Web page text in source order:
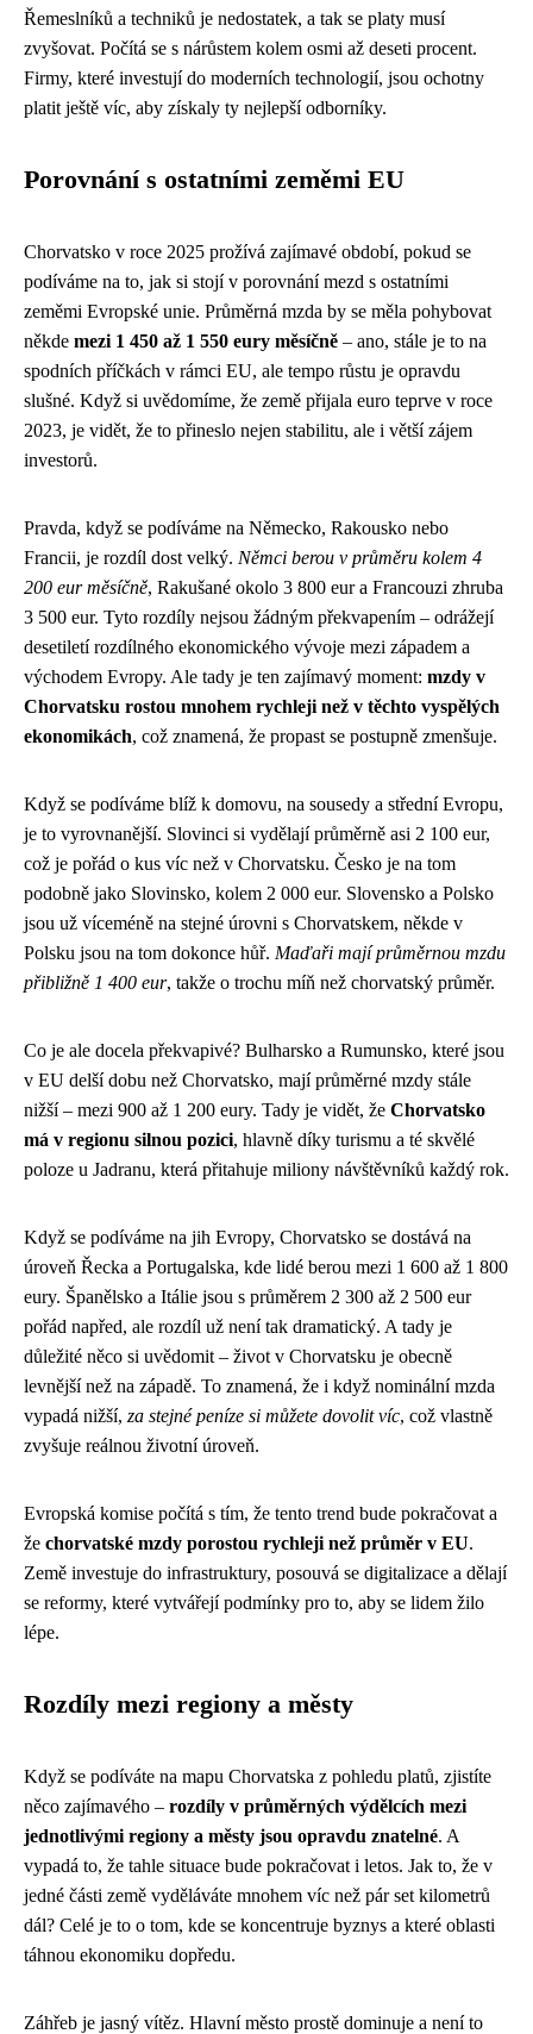
Řemeslníků a techniků je nedostatek, a tak se platy musí
zvyšovat. Počítá se s nárůstem kolem osmi až deseti procent.
Firmy, které investují do moderních technologií, jsou ochotny
platit ještě víc, aby získaly ty nejlepší odborníky.
Porovnání s ostatními zeměmi EU
Chorvatsko v roce 2025 prožívá zajímavé období, pokud se
podíváme na to, jak si stojí v porovnání mezd s ostatními
zeměmi Evropské unie. Průměrná mzda by se měla pohybovat
někde mezi 1 450 až 1 550 eury měsíčně – ano, stále je to na
spodních příčkách v rámci EU, ale tempo růstu je opravdu
slušné. Když si uvědomíme, že země přijala euro teprve v roce
2023, je vidět, že to přineslo nejen stabilitu, ale i větší zájem
investorů.
Pravda, když se podíváme na Německo, Rakousko nebo
Francii, je rozdíl dost velký. Němci berou v průměru kolem 4
200 eur měsíčně, Rakušané okolo 3 800 eur a Francouzi zhruba
3 500 eur. Tyto rozdíly nejsou žádným překvapením – odrážejí
desetiletí rozdílného ekonomického vývoje mezi západem a
východem Evropy. Ale tady je ten zajímavý moment: mzdy v
Chorvatsku rostou mnohem rychleji než v těchto vyspělých
ekonomikách, což znamená, že propast se postupně zmenšuje.
Když se podíváme blíž k domovu, na sousedy a střední Evropu,
je to vyrovnanější. Slovinci si vydělají průměrně asi 2 100 eur,
což je pořád o kus víc než v Chorvatsku. Česko je na tom
podobně jako Slovinsko, kolem 2 000 eur. Slovensko a Polsko
jsou už víceméně na stejné úrovni s Chorvatskem, někde v
Polsku jsou na tom dokonce hůř. Maďaři mají průměrnou mzdu
přibližně 1 400 eur, takže o trochu míň než chorvatský průměr.
Co je ale docela překvapivé? Bulharsko a Rumunsko, které jsou
v EU delší dobu než Chorvatsko, mají průměrné mzdy stále
nižší – mezi 900 až 1 200 eury. Tady je vidět, že Chorvatsko
má v regionu silnou pozici, hlavně díky turismu a té skvělé
poloze u Jadranu, která přitahuje miliony návštěvníků každý rok.
Když se podíváme na jih Evropy, Chorvatsko se dostává na
úroveň Řecka a Portugalska, kde lidé berou mezi 1 600 až 1 800
eury. Španělsko a Itálie jsou s průměrem 2 300 až 2 500 eur
pořád napřed, ale rozdíl už není tak dramatický. A tady je
důležité něco si uvědomit – život v Chorvatsku je obecně
levnější než na západě. To znamená, že i když nominální mzda
vypadá nižší, za stejné peníze si můžete dovolit víc, což vlastně
zvyšuje reálnou životní úroveň.
Evropská komise počítá s tím, že tento trend bude pokračovat a
že chorvatské mzdy porostou rychleji než průměr v EU.
Země investuje do infrastruktury, posouvá se digitalizace a dělají
se reformy, které vytvářejí podmínky pro to, aby se lidem žilo
lépe.
Rozdíly mezi regiony a městy
Když se podíváte na mapu Chorvatska z pohledu platů, zjistíte
něco zajímavého – rozdíly v průměrných výdělcích mezi
jednotlivými regiony a městy jsou opravdu znatelné. A
vypadá to, že tahle situace bude pokračovat i letos. Jak to, že v
jedné části země vyděláváte mnohem víc než pár set kilometrů
dál? Celé je to o tom, kde se koncentruje byznys a které oblasti
táhnou ekonomiku dopředu.
Záhřeb je jasný vítěz. Hlavní město prostě dominuje a není to